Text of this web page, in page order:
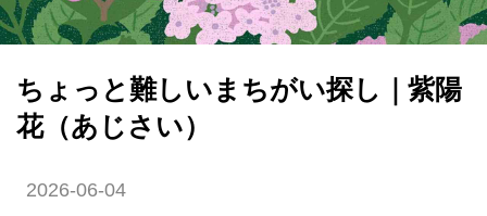
ちょっと難しいまちがい探し｜紫陽
花（あじさい）
2026-06-04